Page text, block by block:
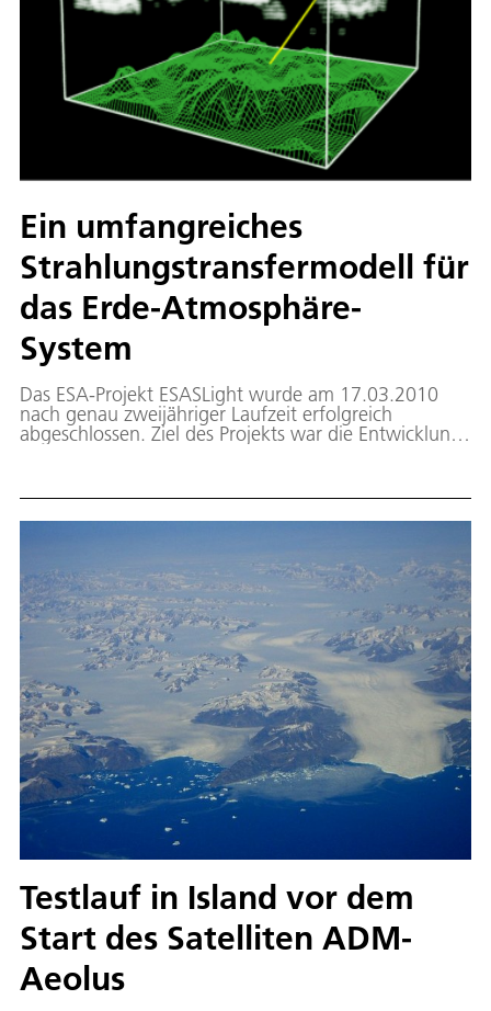
Ein umfangreiches
Strahlungstransfermodell für
das Erde-Atmosphäre-
System
Das ESA-Projekt ESASLight wurde am 17.03.2010
nach genau zweijähriger Laufzeit erfolgreich
abgeschlossen. Ziel des Projekts war die Entwicklung
Erdbeobachtungsinstrumente im sichtbaren und
(LMU) in München und dem DLR Institut für
Methodik der Fernerkundung (IMF) durchgeführt.
Testlauf in Island vor dem
Start des Satelliten ADM-
Aeolus